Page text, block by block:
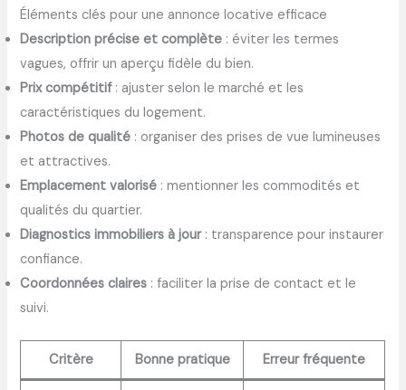
Éléments clés pour une annonce locative efficace
Description précise et complète : éviter les termes
vagues, offrir un aperçu fidèle du bien.
Prix compétitif: ajuster selon le marché et les
caractéristiques du logement.
Photos de qualité : organiser des prises de vue lumineuses
et attractives.
Emplacement valorisé : mentionner les commodités et
qualités du quartier.
Diagnostics immobiliers à jour: transparence pour instaurer
confiance.
Coordonnées claires : faciliter la prise de contact et le
suivi.
Critère Bonne pratique Erreur fréquente